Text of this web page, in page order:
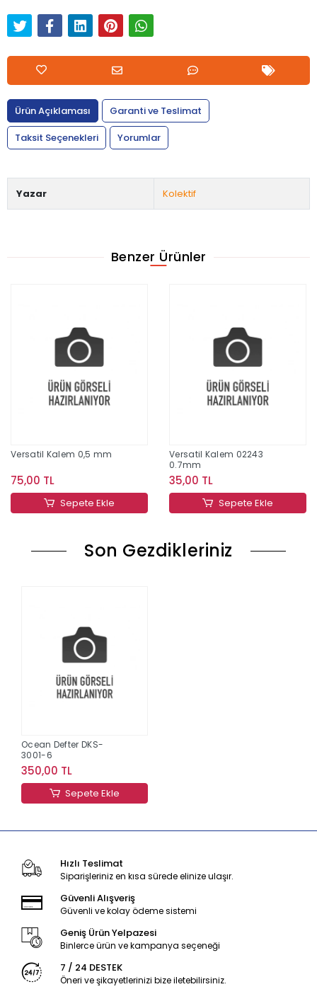
Ürün Açıklaması
Garanti ve Teslimat
Taksit Seçenekleri
Yorumlar
Yazar Kolektif
Benzer Ürünler
Versatil Kalem 0,5 mm
75,00 TL
Sepete Ekle
Versatil Kalem 02243
0.7mm
35,00 TL
Sepete Ekle
Son Gezdikleriniz
Ocean Defter DKS-
3001-6
350,00 TL
Sepete Ekle
Hızlı Teslimat
Siparişleriniz en kısa sürede elinize ulaşır.
Güvenli Alışveriş
Güvenli ve kolay ödeme sistemi
Geniş Ürün Yelpazesi
Binlerce ürün ve kampanya seçeneği
7 / 24 DESTEK
Öneri ve şikayetlerinizi bize iletebilirsiniz.